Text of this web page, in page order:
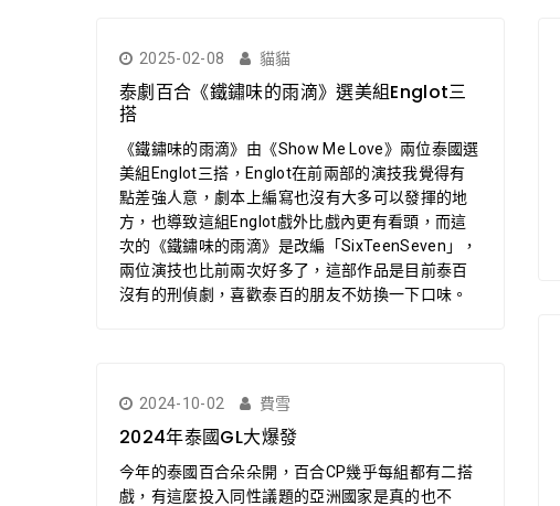
2025-02-08 貓貓
泰劇百合《鐵鏽味的雨滴》選美組Englot三
搭
《鐵鏽味的雨滴》由《Show Me Love》兩位泰國選
美組Englot三搭，Englot在前兩部的演技我覺得有
點差強人意，劇本上編寫也沒有大多可以發揮的地
方，也導致這組Englot戲外比戲內更有看頭，而這
次的《鐵鏽味的雨滴》是改編「SixTeenSeven」，
兩位演技也比前兩次好多了，這部作品是目前泰百
沒有的刑偵劇，喜歡泰百的朋友不妨換一下口味。
2024-10-02 費雪
2024年泰國GL大爆發
今年的泰國百合朵朵開，百合CP幾乎每組都有二搭
戲，有這麼投入同性議題的亞洲國家是真的也不